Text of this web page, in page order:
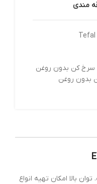
مندی
Tefal
سرخ کن بدون روغن
بدون روغن
توان ۱۵۰۰ وات است. توان بالا امکان تهیه انواع